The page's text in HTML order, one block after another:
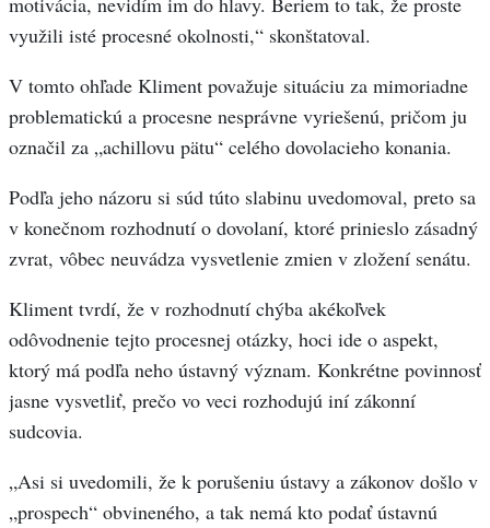
využili isté procesné okolnosti,“ skonštatoval.
V tomto ohľade Kliment považuje situáciu za mimoriadne
problematickú a procesne nesprávne vyriešenú, pričom ju
označil za „achillovu pätu“ celého dovolacieho konania.
Podľa jeho názoru si súd túto slabinu uvedomoval, preto sa
v konečnom rozhodnutí o dovolaní, ktoré prinieslo zásadný
zvrat, vôbec neuvádza vysvetlenie zmien v zložení senátu.
Kliment tvrdí, že v rozhodnutí chýba akékoľvek
odôvodnenie tejto procesnej otázky, hoci ide o aspekt,
ktorý má podľa neho ústavný význam. Konkrétne povinnosť
jasne vysvetliť, prečo vo veci rozhodujú iní zákonní
sudcovia.
„Asi si uvedomili, že k porušeniu ústavy a zákonov došlo v
„prospech“ obvineného, a tak nemá kto podať ústavnú